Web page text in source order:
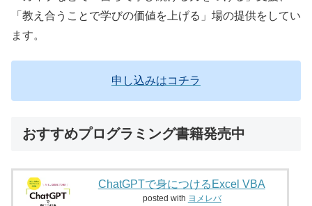
「教え合うことで学びの価値を上げる」場の提供をしてい
ます。
申し込みはコチラ
おすすめプログラミング書籍発売中
ChatGPTで身につけるExcel VBA
posted with ヨメレバ